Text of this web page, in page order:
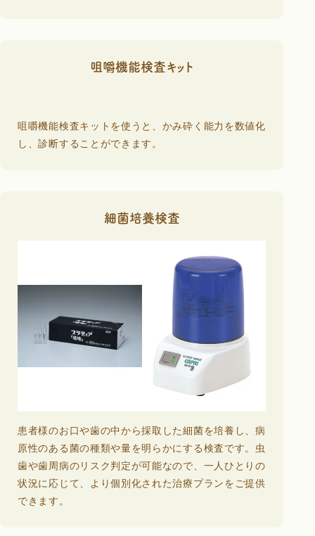
咀嚼機能検査キット
咀嚼機能検査キットを使うと、かみ砕く能力を数値化
し、診断することができます。
細菌培養検査
患者様のお口や歯の中から採取した細菌を培養し、病
原性のある菌の種類や量を明らかにする検査です。虫
歯や歯周病のリスク判定が可能なので、一人ひとりの
状況に応じて、より個別化された治療プランをご提供
できます。